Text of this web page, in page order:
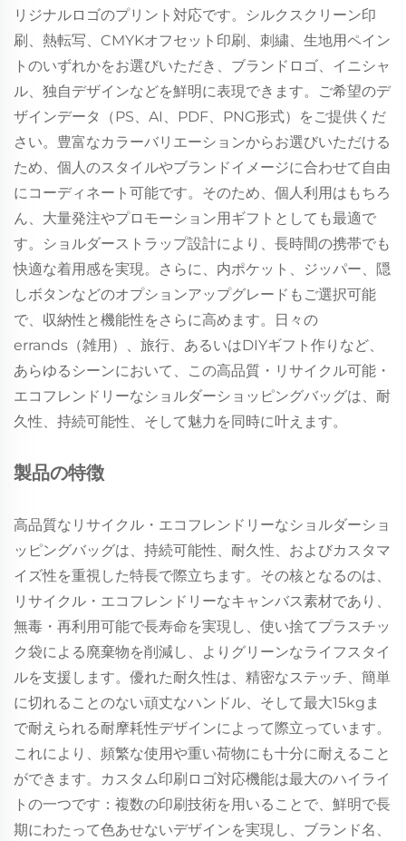
リジナルロゴのプリント対応です。シルクスクリーン印
刷、熱転写、CMYKオフセット印刷、刺繍、生地用ペイン
トのいずれかをお選びいただき、ブランドロゴ、イニシャ
ル、独自デザインなどを鮮明に表現できます。ご希望のデ
ザインデータ（PS、AI、PDF、PNG形式）をご提供くだ
さい。豊富なカラーバリエーションからお選びいただける
ため、個人のスタイルやブランドイメージに合わせて自由
にコーディネート可能です。そのため、個人利用はもちろ
ん、大量発注やプロモーション用ギフトとしても最適で
す。ショルダーストラップ設計により、長時間の携帯でも
快適な着用感を実現。さらに、内ポケット、ジッパー、隠
しボタンなどのオプションアップグレードもご選択可能
で、収納性と機能性をさらに高めます。日々の
errands（雑用）、旅行、あるいはDIYギフト作りなど、
あらゆるシーンにおいて、この高品質・リサイクル可能・
エコフレンドリーなショルダーショッピングバッグは、耐
久性、持続可能性、そして魅力を同時に叶えます。
製品の特徴
高品質なリサイクル・エコフレンドリーなショルダーショ
ッピングバッグは、持続可能性、耐久性、およびカスタマ
イズ性を重視した特長で際立ちます。その核となるのは、
リサイクル・エコフレンドリーなキャンバス素材であり、
無毒・再利用可能で長寿命を実現し、使い捨てプラスチッ
ク袋による廃棄物を削減し、よりグリーンなライフスタイ
ルを支援します。優れた耐久性は、精密なステッチ、簡単
に切れることのない頑丈なハンドル、そして最大15kgま
で耐えられる耐摩耗性デザインによって際立っています。
これにより、頻繁な使用や重い荷物にも十分に耐えること
ができます。カスタム印刷ロゴ対応機能は最大のハイライ
トの一つです：複数の印刷技術を用いることで、鮮明で長
期にわたって色あせないデザインを実現し、ブランド名、